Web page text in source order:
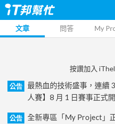
文章 問答 My
按讚加入
公告
最熱血的技術盛事，連續
人賽】8 月 1 日賽事正式開
公告
全新專區「My Project」